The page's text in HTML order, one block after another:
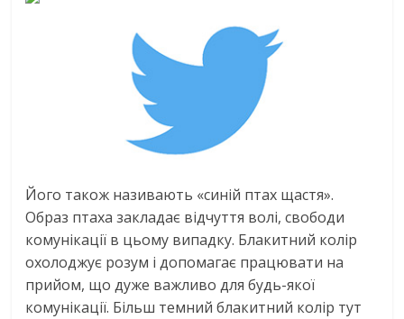
Його також називають «синій птах щастя».
Образ птаха закладає відчуття волі, свободи
комунікації в цьому випадку. Блакитний колір
охолоджує розум і допомагає працювати на
прийом, що дуже важливо для будь-якої
комунікації. Більш темний блакитний колір тут